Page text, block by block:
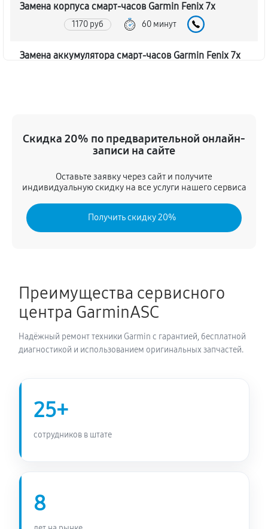
Замена корпуса смарт-часов Garmin Fenix 7x
1170 руб 60 минут
Замена аккумулятора смарт-часов Garmin Fenix 7x
Замена шлейфа матрицы
60 минут
Замена микрофона смарт-часов Garmin Fenix 7x
1080 руб 60 минут
Замена Bluetooth смарт-часов Garmin Fenix 7x
1800 руб 60 минут
Скидка 20% по предварительной онлайн-
записи на сайте
Оставьте заявку через сайт и получите
индивидуальную скидку на все услуги нашего сервиса
Получить скидку 20%
Преимущества сервисного
центра GarminASC
Надёжный ремонт техники Garmin с гарантией, бесплатной
диагностикой и использованием оригинальных запчастей.
25+
сотрудников в штате
8